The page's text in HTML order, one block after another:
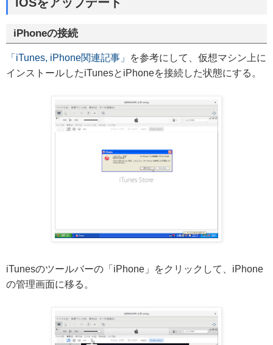
iOSをアップデート
iPhoneの接続
「iTunes, iPhone関連記事」
を参考にして、仮想マシン上に
インストールしたiTunesとiPhoneを接続した状態にする。
iTunesのツールバーの「iPhone」をクリックして、iPhone
の管理画面に移る。